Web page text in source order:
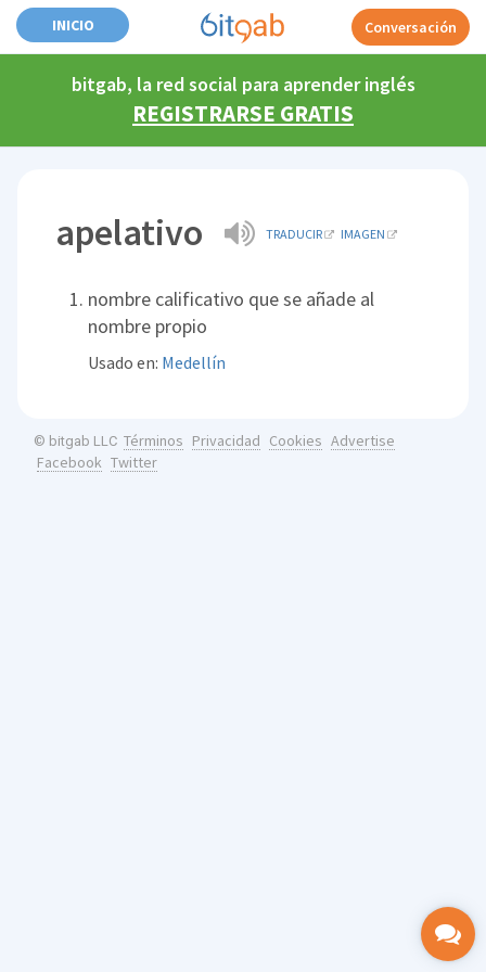
INICIO Conversación
bitgab, la red social para aprender inglés
REGISTRARSE GRATIS
apelativo TRADUCIR IMAGEN
nombre calificativo que se añade al
nombre propio
Usado en: Medellín
© bitgab LLC Términos Privacidad Cookies Advertise
Facebook Twitter